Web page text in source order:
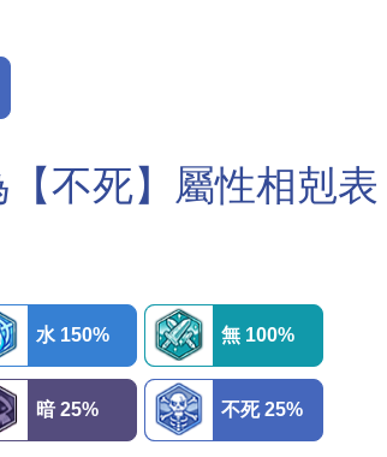
不死】屬性相剋表
水 150% 無 100%
暗 25% 不死 25%